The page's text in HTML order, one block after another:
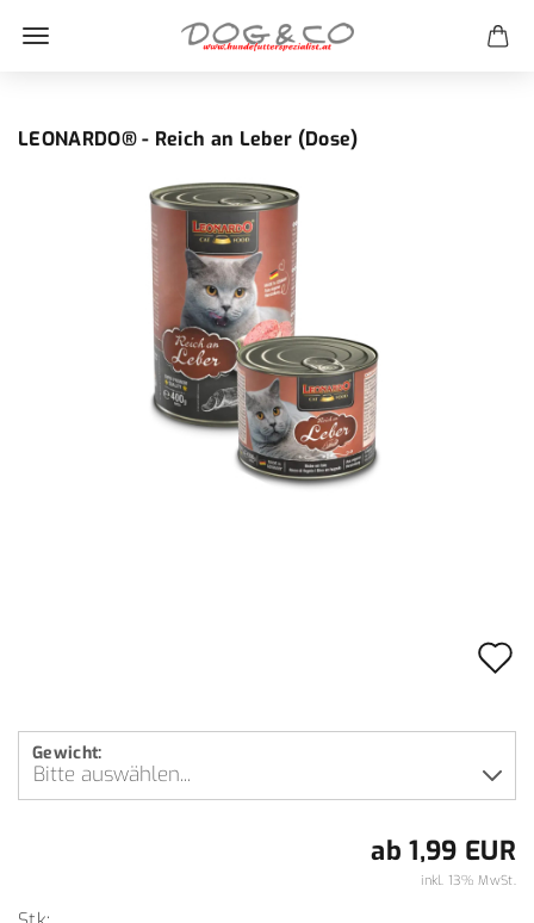
LEONARDO® - Reich an Leber (Dose)
Gewicht:
ab 1,99 EUR
inkl. 13% MwSt.